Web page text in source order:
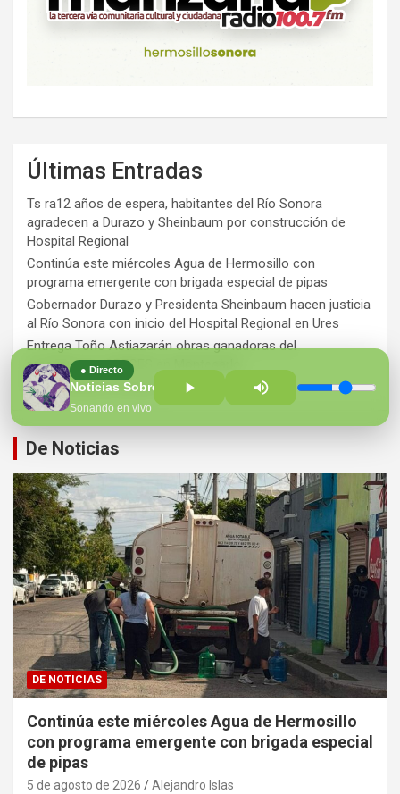
● Directo
Sonando en vivo
Últimas Entradas
Ts ra12 años de espera, habitantes del Río Sonora
agradecen a Durazo y Sheinbaum por construcción de
Hospital Regional
Continúa este miércoles Agua de Hermosillo con
programa emergente con brigada especial de pipas
Gobernador Durazo y Presidenta Sheinbaum hacen justicia
al Río Sonora con inicio del Hospital Regional en Ures
Entrega Toño Astiazarán obras ganadoras del
presupuesto CRECES en Montecarlo
¡Perversidad sin límites!
De Noticias
DE NOTICIAS
Continúa este miércoles Agua de Hermosillo
con programa emergente con brigada especial
de pipas
5 de agosto de 2026 Alejandro Islas